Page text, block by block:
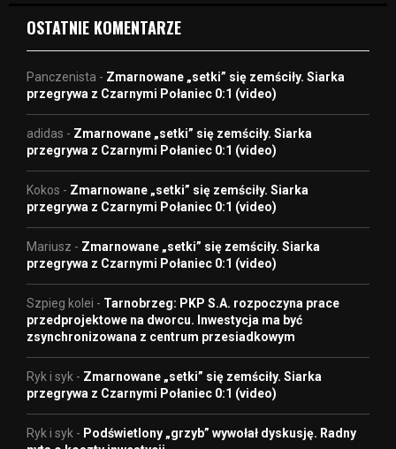
OSTATNIE KOMENTARZE
Panczenista - Zmarnowane „setki” się zemściły. Siarka
przegrywa z Czarnymi Połaniec 0:1 (video)
adidas - Zmarnowane „setki” się zemściły. Siarka
przegrywa z Czarnymi Połaniec 0:1 (video)
Kokos - Zmarnowane „setki” się zemściły. Siarka
przegrywa z Czarnymi Połaniec 0:1 (video)
Mariusz - Zmarnowane „setki” się zemściły. Siarka
przegrywa z Czarnymi Połaniec 0:1 (video)
Szpieg kolei - Tarnobrzeg: PKP S.A. rozpoczyna prace
przedprojektowe na dworcu. Inwestycja ma być
zsynchronizowana z centrum przesiadkowym
Ryk i syk - Zmarnowane „setki” się zemściły. Siarka
przegrywa z Czarnymi Połaniec 0:1 (video)
Ryk i syk - Podświetlony „grzyb” wywołał dyskusję. Radny